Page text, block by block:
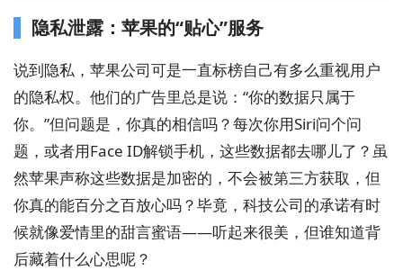
隐私泄露：苹果的“贴心”服务
说到隐私，苹果公司可是一直标榜自己有多么重视用户
的隐私权。他们的广告里总是说：“你的数据只属于
你。”但问题是，你真的相信吗？每次你用Siri问个问
题，或者用Face ID解锁手机，这些数据都去哪儿了？虽
然苹果声称这些数据是加密的，不会被第三方获取，但
你真的能百分之百放心吗？毕竟，科技公司的承诺有时
候就像爱情里的甜言蜜语——听起来很美，但谁知道背
后藏着什么心思呢？